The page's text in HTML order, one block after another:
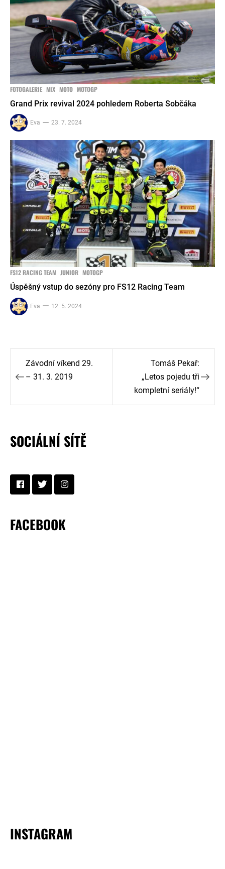
FOTOGALERIE MIX MOTO MOTOGP
Grand Prix revival 2024 pohledem Roberta Sobčáka
Eva 23. 7. 2024
FS12 RACING TEAM JUNIOR MOTOGP
Úspěšný vstup do sezóny pro FS12 Racing Team
Eva 12. 5. 2024
Navigace
pro
Závodní víkend 29.
– 31. 3. 2019
Tomáš Pekař:
„Letos pojedu tři
kompletní seriály!“
SOCIÁLNÍ SÍTĚ
FACEBOOK
INSTAGRAM